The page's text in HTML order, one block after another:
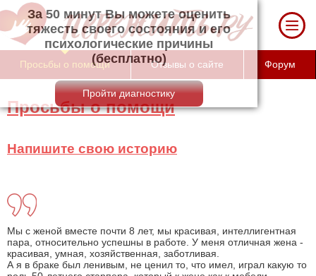
За 50 минут Вы можете оценить тяжесть
своего состояния и его психологические
причины (бесплатно)
Просьбы о помощи Отзывы о сайте Форум
Просьбы о помощи
Напишите свою историю
Мы с женой вместе почти 8 лет, мы красивая, интеллигентная
пара, относительно успешны в работе. У меня отличная жена -
красивая, умная, хозяйственная, заботливая.
А я в браке был ленивым, не ценил то, что имел, играл какую то